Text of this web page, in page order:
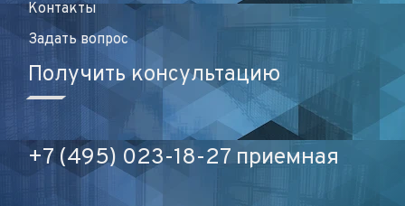
Контакты
Задать вопрос
Получить консультацию
+7 (495) 023-18-27 приемная